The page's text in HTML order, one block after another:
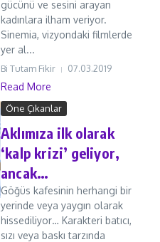
gücünü ve sesini arayan
kadınlara ilham veriyor.
Sinemia, vizyondaki filmlerde
yer al...
Bi Tutam Fikir 07.03.2019
Read More
Öne Çıkanlar
Aklımıza ilk olarak
‘kalp krizi’ geliyor,
ancak…
Göğüs kafesinin herhangi bir
yerinde veya yaygın olarak
hissediliyor… Karakteri batıcı,
sızı veya baskı tarzında